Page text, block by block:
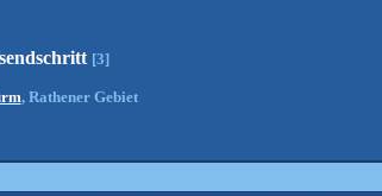
[3]
, Rathener Gebiet